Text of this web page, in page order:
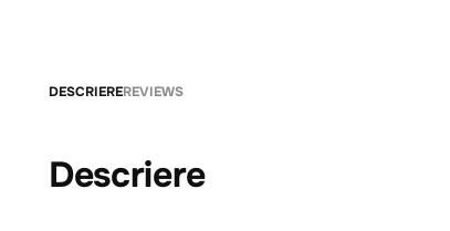
DESCRIEREREVIEWS
Descriere